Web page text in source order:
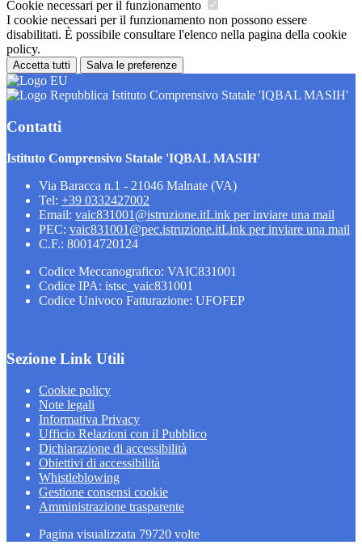
Cookie necessari per il funzionamento
I cookie necessari per il funzionamento non possono essere
disabilitati. È possibile consultare l'elenco nella pagina della cookie
policy.
Accetta tutti Salva le preferenze
Istituto Comprensivo Statale 'IQBAL MASIH'
Contatti
Istituto Comprensivo Statale 'IQBAL MASIH'
Via Baracca n.1 - 21046 Malnate (VA)
Tel: +39 0332427002
Email: vaic831001@istruzione.itLink per inviare una mail
PEC: vaic831001@pec.istruzione.itLink per inviare una mail
C.F.: 80014720124
Codice Meccanografico: VAIC831001
Codice IPA: istsc_vaic831001
Codice Univoco Fatturazione: UFOFEP
Sezione Link Utili
Cookie policy
Note legali
Informativa Privacy
Ufficio Relazioni con il Pubblico
Dichiarazione di accessibilità
Obiettivi di accessibilità
Whistleblowing
Gestione consensi cookie
Amministrazione trasparente
Pagina visualizzata 79720 volte